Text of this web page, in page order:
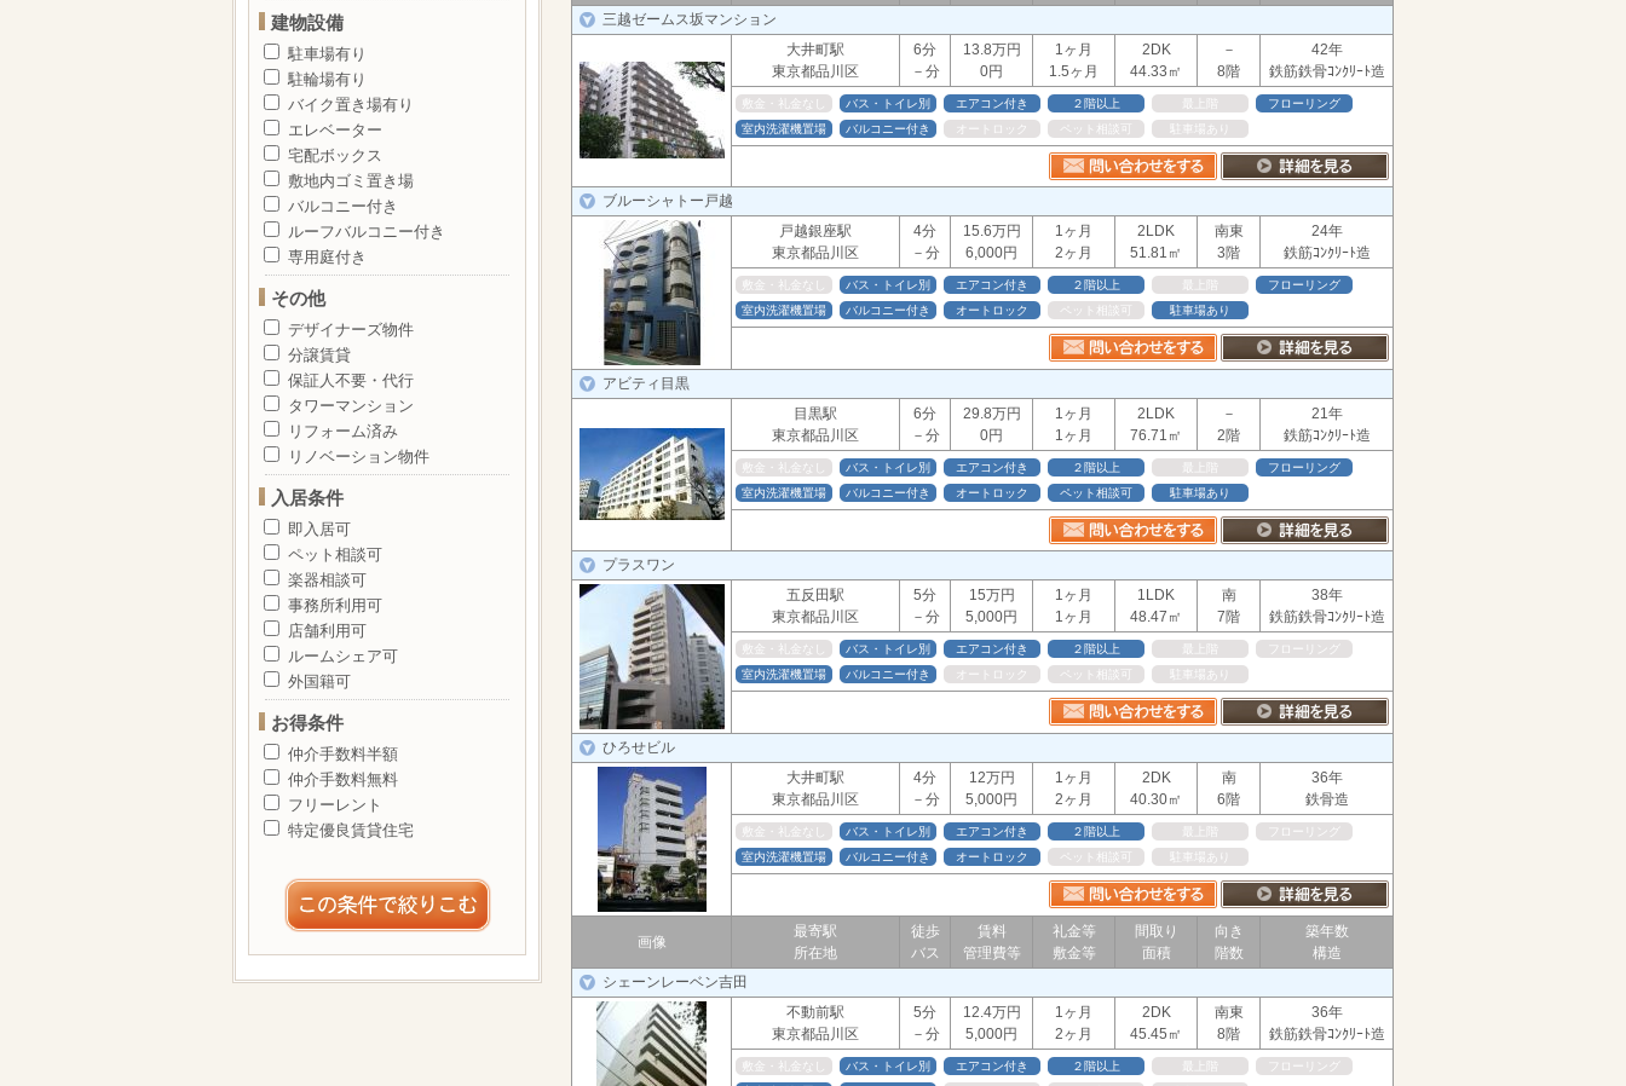
三越ゼームス坂マンション
大井町駅
東京都品川区
6分
－分
13.8万円
0円
1ヶ月
1.5ヶ月
2DK
44.33㎡
－
8階
42年
鉄筋鉄骨ｺﾝｸﾘｰﾄ造
敷金・礼金なし バス・トイレ別 エアコン付き ２階以上
フローリング
室内洗濯機置場
バルコニー付き オートロック ペット相談可
ブルーシャトー戸越
戸越銀座駅
東京都品川区
4分
－分
15.6万円
6,000円
1ヶ月
2ヶ月
2LDK
51.81㎡
南東
3階
24年
鉄筋ｺﾝｸﾘｰﾄ造
敷金・礼金なし バス・トイレ別 エアコン付き ２階以上
フローリング
室内洗濯機置場
バルコニー付き オートロック ペット相談可 駐車場あり
アビティ目黒
目黒駅
東京都品川区
6分
－分
29.8万円
0円
1ヶ月
1ヶ月
2LDK
76.71㎡
－
2階
21年
鉄筋ｺﾝｸﾘｰﾄ造
敷金・礼金なし バス・トイレ別 エアコン付き ２階以上
フローリング
室内洗濯機置場
バルコニー付き オートロック ペット相談可 駐車場あり
プラスワン
五反田駅
東京都品川区
5分
－分
15万円
5,000円
1ヶ月
1ヶ月
1LDK
48.47㎡
南
7階
38年
鉄筋鉄骨ｺﾝｸﾘｰﾄ造
敷金・礼金なし バス・トイレ別 エアコン付き ２階以上
フローリング
室内洗濯機置場
バルコニー付き オートロック ペット相談可
ひろせビル
大井町駅
東京都品川区
4分
－分
12万円
5,000円
1ヶ月
2ヶ月
2DK
40.30㎡
南
6階
36年
鉄骨造
敷金・礼金なし バス・トイレ別 エアコン付き ２階以上
フローリング
室内洗濯機置場
バルコニー付き オートロック ペット相談可
画像
最寄駅
所在地
徒歩
バス
賃料
管理費等
礼金等
敷金等
間取り
面積
向き
階数
築年数
構造
シェーンレーベン吉田
不動前駅
東京都品川区
5分
－分
12.4万円
5,000円
1ヶ月
2ヶ月
2DK
45.45㎡
南東
8階
36年
鉄筋鉄骨ｺﾝｸﾘｰﾄ造
敷金・礼金なし バス・トイレ別 エアコン付き ２階以上
フローリング
建物設備
駐車場有り
駐輪場有り
バイク置き場有り
エレベーター
宅配ボックス
敷地内ゴミ置き場
バルコニー付き
ルーフバルコニー付き
専用庭付き
その他
デザイナーズ物件
分譲賃貸
保証人不要・代行
タワーマンション
リフォーム済み
リノベーション物件
入居条件
即入居可
ペット相談可
楽器相談可
事務所利用可
店舗利用可
ルームシェア可
外国籍可
お得条件
仲介手数料半額
仲介手数料無料
フリーレント
特定優良賃貸住宅